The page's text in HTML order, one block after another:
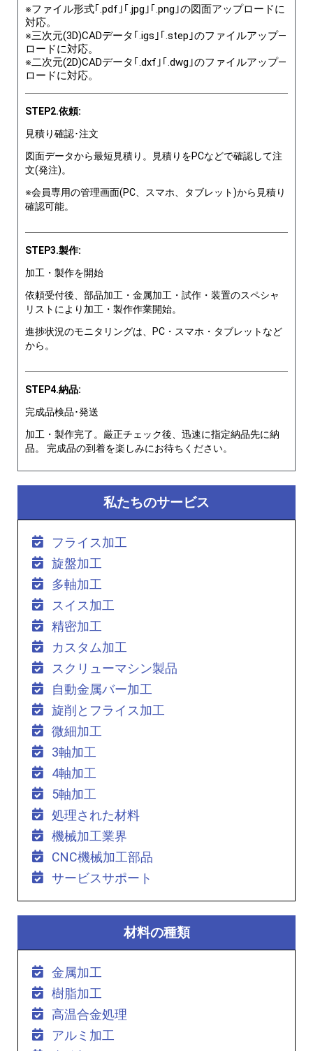
※ファイル形式｢.pdf｣｢.jpg｣｢.png｣の図面アップロードに
対応。
※三次元(3D)CADデータ｢.igs｣｢.step｣のファイルアップ―
ロードに対応。
※二次元(2D)CADデータ｢.dxf｣｢.dwg｣のファイルアップ―
ロードに対応。
STEP2.依頼:
見積り確認･注文
図面データから最短見積り。見積りをPCなどで確認して注
文(発注)。
※会員専用の管理画面(PC、スマホ、タブレット)から見積り
確認可能。
STEP3.製作:
加工・製作を開始
依頼受付後、部品加工・金属加工・試作・装置のスペシャ
リストにより加工・製作作業開始。
進捗状況のモニタリングは、PC・スマホ・タブレットなど
から。
STEP4.納品:
完成品検品･発送
加工・製作完了。厳正チェック後、迅速に指定納品先に納
品。 完成品の到着を楽しみにお待ちください。
私たちのサービス
フライス加工
旋盤加工
多軸加工
スイス加工
精密加工
カスタム加工
スクリューマシン製品
自動金属バー加工
旋削とフライス加工
微細加工
3軸加工
4軸加工
5軸加工
処理された材料
機械加工業界
CNC機械加工部品
サービスサポート
材料の種類
金属加工
樹脂加工
高温合金処理
アルミ加工